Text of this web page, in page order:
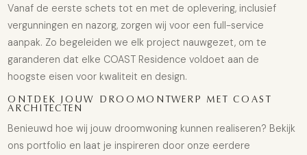
Vanaf de eerste schets tot en met de oplevering, inclusief
vergunningen en nazorg, zorgen wij voor een full-service
aanpak. Zo begeleiden we elk project nauwgezet, om te
garanderen dat elke COAST Residence voldoet aan de
hoogste eisen voor kwaliteit en design.
ONTDEK JOUW DROOMONTWERP MET COAST
ARCHITECTEN
Benieuwd hoe wij jouw droomwoning kunnen realiseren? Bekijk
ons portfolio en laat je inspireren door onze eerdere